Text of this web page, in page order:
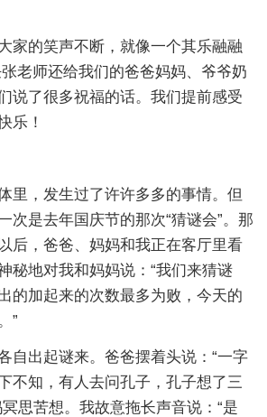
家的笑声不断，就像一个其乐融融
老师还给我们的爸爸妈妈、爷爷奶
说了很多祝福的话。我们提前感受
乐！
里，发生过了许许多多的事情。但
次是去年国庆节的那次“猜谜会”。那
后，爸爸、妈妈和我正在客厅里看
秘地对我和妈妈说：“我们来猜谜
的加起来的次数最多为败，今天的
”
自出起谜来。爸爸摆着头说：“一字
不知，有人去问孔子，孔子想了三
思苦想。我故意拖长声音说：“是